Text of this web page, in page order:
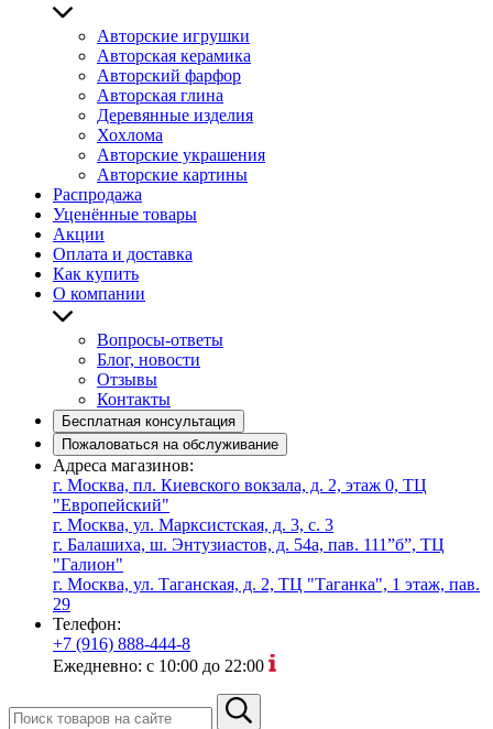
Авторские игрушки
Авторская керамика
Авторский фарфор
Авторская глина
Деревянные изделия
Хохлома
Авторские украшения
Авторские картины
Распродажа
Уценённые товары
Акции
Оплата и доставка
Как купить
О компании
Вопросы-ответы
Блог, новости
Отзывы
Контакты
Бесплатная консультация
Пожаловаться на обслуживание
Адреса магазинов:
г. Москва, пл. Киевского вокзала, д. 2, этаж 0, ТЦ
"Европейский"
г. Москва, ул. Марксистская, д. 3, с. 3
г. Балашиха, ш. Энтузиастов, д. 54а, пав. 111”б”, ТЦ
"Галион"
г. Москва, ул. Таганская, д. 2, ТЦ "Таганка", 1 этаж, пав.
29
Телефон:
+7 (916) 888-444-8
Ежедневно: с 10:00 до 22:00